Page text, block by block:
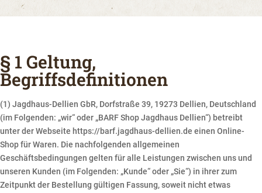
§ 1 Geltung,
Begriffsdefinitionen
(1) Jagdhaus-Dellien GbR, Dorfstraße 39, 19273 Dellien, Deutschland
(im Folgenden: „wir“ oder „BARF Shop Jagdhaus Dellien“) betreibt
unter der Webseite https://barf.jagdhaus-dellien.de einen Online-
Shop für Waren. Die nachfolgenden allgemeinen
Geschäftsbedingungen gelten für alle Leistungen zwischen uns und
unseren Kunden (im Folgenden: „Kunde“ oder „Sie“) in ihrer zum
Zeitpunkt der Bestellung gültigen Fassung, soweit nicht etwas